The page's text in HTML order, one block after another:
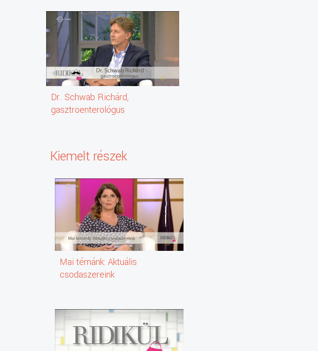
Dr. Schwab Richárd,
gasztroenterológus
Kiemelt részek
Mai témánk: Aktuális
csodaszereink